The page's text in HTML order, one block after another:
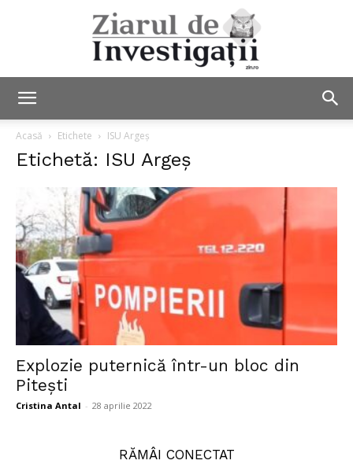
Investigații
Acasă Etichete ISU Argeș
Etichetă: ISU Argeș
Explozie puternică într-un bloc din
Pitești
Cristina Antal - 28 aprilie 2022
RĂMÂI CONECTAT